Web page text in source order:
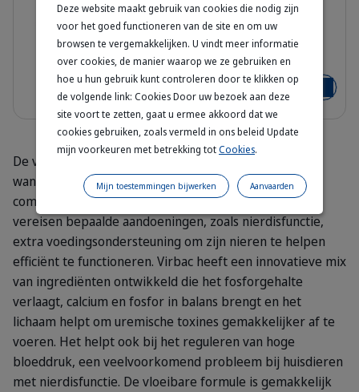
Nierfunctie ondersteuning voor
Hond & Kat
60 ml - 180 ml
Vanaf€ 25,05 € 27,23 Voeg
De voedingsbehoeften van je kat kunnen veranderen
wanneer hij gezondheidsproblemen heeft. Naast de
complete voeding die hij via zijn voedselinname krijgt,
vereisen bepaalde aandoeningen, zoals nierdisfunctie,
extra voedingsondersteuning om zijn nieren te helpen
efficiënt te functioneren. Virbac heeft een innovatieve mix
van ingrediënten ontwikkeld die het fosforgehalte
verlaagt, calcium en fosfor in balans brengt en het
lichaam helpt om uremische toxines gemakkelijker af te
voeren. Het helpt ook bij het reguleren van hoge
bloeddruk, een veelvoorkomend probleem bij huisdieren
met nierdisfunctie. De vloeibare formule is gemakkelijk
Deze website maakt gebruik van cookies die nodig zijn
voor het goed functioneren van de site en om uw
browsen te vergemakkelijken. U vindt meer informatie
over cookies, de manier waarop we ze gebruiken en
hoe u hun gebruik kunt controleren door te klikken op
de volgende link: Cookies Door uw bezoek aan deze
site voort te zetten, gaat u ermee akkoord dat we
cookies gebruiken, zoals vermeld in ons beleid Update
mijn voorkeuren met betrekking totCookies.
Aanvaarden
Mijn toestemmingen bijwerken